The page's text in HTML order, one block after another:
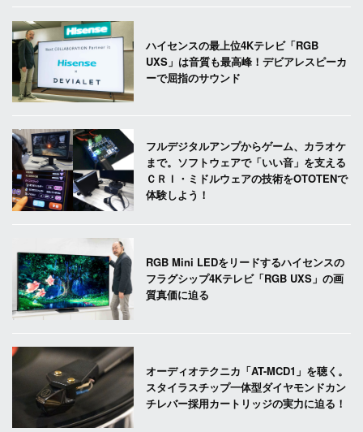
ハイセンスの最上位4Kテレビ「RGB
UXS」は音質も最高峰！デビアレスピーカ
ーで屈指のサウンド
フルデジタルアンプからゲーム、カラオケ
まで。ソフトウェアで「いい音」を支える
ＣＲＩ・ミドルウェアの技術をOTOTENで
体験しよう！
RGB Mini LEDをリードするハイセンスの
フラグシップ4Kテレビ「RGB UXS」の画
質真価に迫る
オーディオテクニカ「AT-MCD1」を聴く。
スタイラスチップ一体型ダイヤモンドカン
チレバー採用カートリッジの実力に迫る！